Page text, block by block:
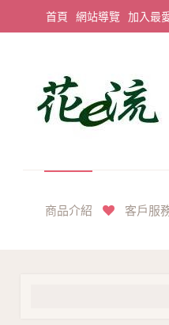
首頁 網站導覽 加入最
商品介紹 客戶服